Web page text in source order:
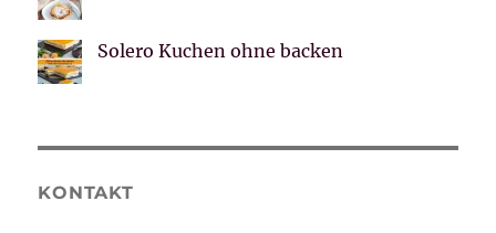
Solero Kuchen ohne backen
KONTAKT